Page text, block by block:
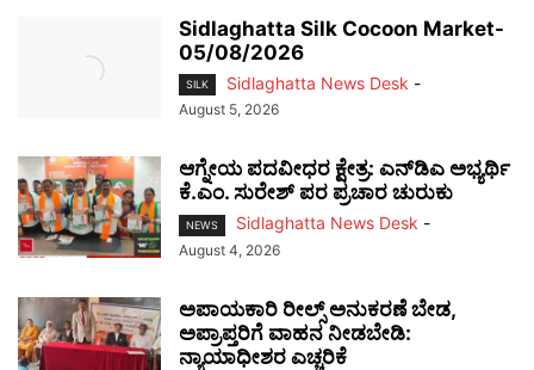
Sidlaghatta Silk Cocoon Market-
05/08/2026
SILK Sidlaghatta News Desk -
August 5, 2026
ಆಗ್ನೇಯ ಪದವೀಧರ ಕ್ಷೇತ್ರ: ಎನ್‌ಡಿಎ ಅಭ್ಯರ್ಥಿ
ಕೆ.ಎಂ. ಸುರೇಶ್ ಪರ ಪ್ರಚಾರ ಚುರುಕು
NEWS Sidlaghatta News Desk -
August 4, 2026
ಅಪಾಯಕಾರಿ ರೀಲ್ಸ್ ಅನುಕರಣೆ ಬೇಡ,
ಅಪ್ರಾಪ್ತರಿಗೆ ವಾಹನ ನೀಡಬೇಡಿ:
ನ್ಯಾಯಾಧೀಶರ ಎಚ್ಚರಿಕೆ